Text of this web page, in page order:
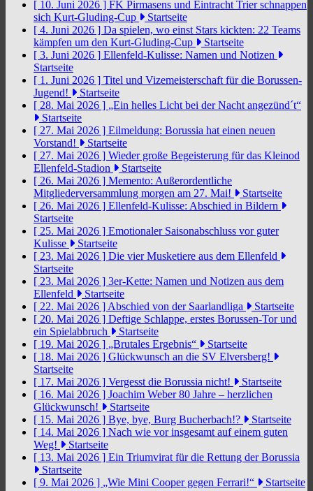
[ 10. Juni 2026 ] FK Pirmasens und Eintracht Trier schnappen
sich Kurt-Gluding-Cup
Startseite
[ 4. Juni 2026 ] Da spielen, wo einst Stars kickten: 22 Teams
kämpfen um den Kurt-Gluding-Cup
Startseite
[ 3. Juni 2026 ] Ellenfeld-Kulisse: Namen und Notizen
Startseite
[ 1. Juni 2026 ] Titel und Vizemeisterschaft für die Borussen-
Jugend!
Startseite
[ 28. Mai 2026 ] „Ein helles Licht bei der Nacht angezünd´t“
Startseite
[ 27. Mai 2026 ] Eilmeldung: Borussia hat einen neuen
Vorstand!
Startseite
[ 27. Mai 2026 ] Wieder große Begeisterung für das Kleinod
Ellenfeld-Stadion
Startseite
[ 26. Mai 2026 ] Memento: Außerordentliche
Mitgliederversammlung morgen am 27. Mai!
Startseite
[ 26. Mai 2026 ] Ellenfeld-Kulisse: Abschied in Bildern
Startseite
[ 25. Mai 2026 ] Emotionaler Saisonabschluss vor guter
Kulisse
Startseite
[ 23. Mai 2026 ] Die vier Musketiere aus dem Ellenfeld
Startseite
[ 23. Mai 2026 ] 3er-Kette: Namen und Notizen aus dem
Ellenfeld
Startseite
[ 22. Mai 2026 ] Abschied von der Saarlandliga
Startseite
[ 20. Mai 2026 ] Deftige Schlappe, erstes Borussen-Tor und
ein Spielabbruch
Startseite
[ 19. Mai 2026 ] „Brutales Ergebnis“
Startseite
[ 18. Mai 2026 ] Glückwunsch an die SV Elversberg!
Startseite
[ 17. Mai 2026 ] Vergesst die Borussia nicht!
Startseite
[ 16. Mai 2026 ] Joachim Weber 80 Jahre – herzlichen
Glückwunsch!
Startseite
[ 15. Mai 2026 ] Bye, bye, Burg Bucherbach!?
Startseite
[ 14. Mai 2026 ] Nach wie vor insgesamt auf einem guten
Weg!
Startseite
[ 13. Mai 2026 ] Ein Triumvirat für die Rettung der Borussia
Startseite
[ 9. Mai 2026 ] „Wie Mini Cooper gegen Ferrari!“
Startseite